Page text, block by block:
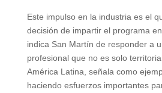
Este impulso en la industria es el
decisión de impartir el programa
indica San Martín de responder a
profesional que no es solo
América Latina, señala como
haciendo esfuerzos importantes